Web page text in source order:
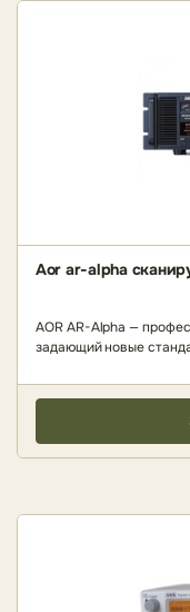
Aor ar-alpha
AOR AR-Alpha —
задающий новые